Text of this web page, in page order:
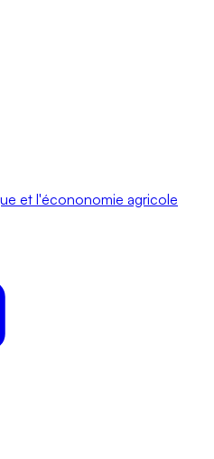
et l'écononomie agricole